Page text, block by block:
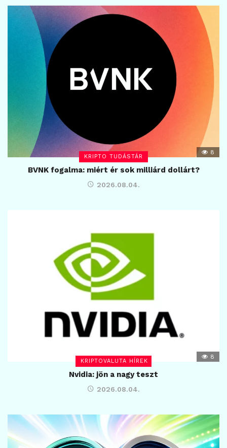
KRIPTO TUDÁSTÁR
8
BVNK fogalma: miért ér sok milliárd dollárt?
2026.08.04.
KRIPTOVALUTA HÍREK
8
Nvidia: jön a nagy teszt
2026.08.04.